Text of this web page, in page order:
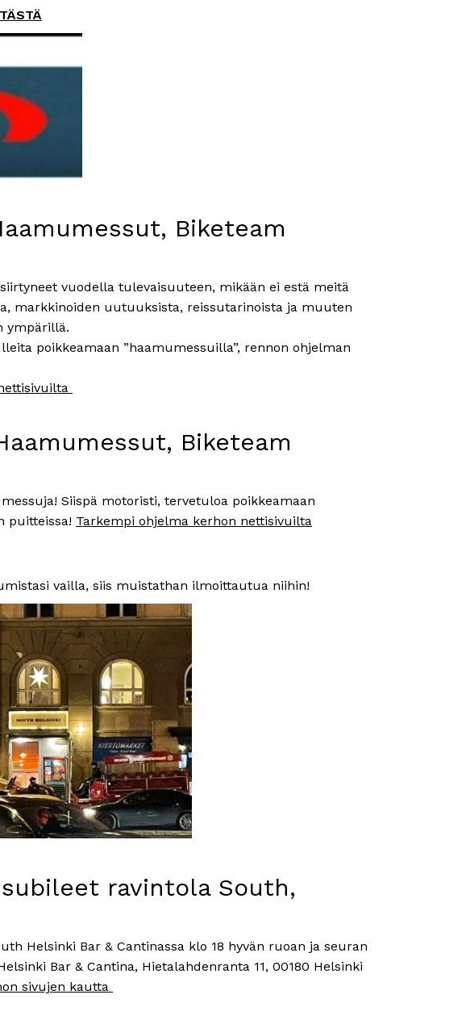
TÄSTÄ
Biketeam
vuodella tulevaisuuteen, mikään ei estä meitä
markkinoiden uutuuksista, reissutarinoista ja muuten
ympärillä.
poikkeamaan ”haamumessuilla”, rennon ohjelman
Biketeam
Siispä motoristi, tervetuloa poikkeamaan
puitteissa! Tarkempi ohjelma kerhon nettisivuilta
vailla, siis muistathan ilmoittautua niihin!
ravintola South,
Helsinki Bar & Cantinassa klo 18 hyvän ruoan ja seuran
Bar & Cantina, Hietalahdenranta 11, 00180 Helsinki
sivujen kautta